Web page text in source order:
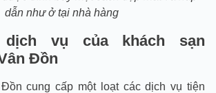
dẫn như ở tại nhà hàng
dịch vụ của khách sạn
Đồn
cung cấp một loạt các dịch vụ tiện